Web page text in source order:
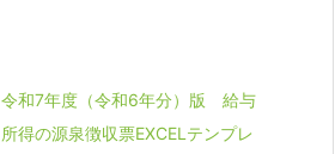
令和7年度（令和6年分）版 給与
所得の源泉徴収票EXCELテンプレ